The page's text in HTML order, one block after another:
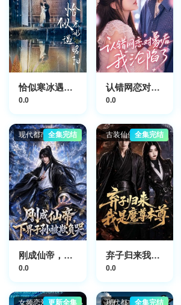
恰似寒冰遇暖阳
0.0
认错网恋对象后我沦陷了
0.0
现代都市 全集完结
刚成仙帝，下界子孙被欺负哭
0.0
古装仙侠 全集完结
弃子归来我是魔尊本尊
0.0
女频恋爱 更新全集 现代都市 全集完结